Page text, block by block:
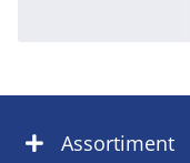
Assortiment